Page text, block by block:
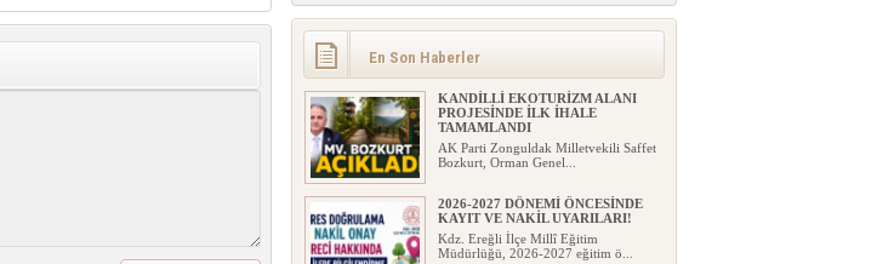
En Son Haberler
KANDİLLİ EKOTURİZM ALANI
PROJESİNDE İLK İHALE
TAMAMLANDI
AK Parti Zonguldak Milletvekili Saffet
Bozkurt, Orman Genel...
2026-2027 DÖNEMİ ÖNCESİNDE
KAYIT VE NAKİL UYARILARI!
Kdz. Ereğli İlçe Millî Eğitim
Müdürlüğü, 2026-2027 eğitim ö...